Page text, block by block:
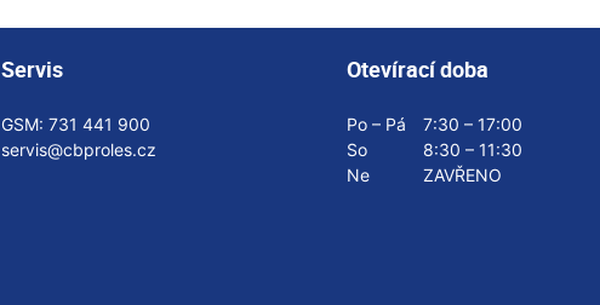
Servis
GSM: 731 441 900
servis@cbproles.cz
Otevírací doba
Po – Pá
7:30 – 17:00
So
8:30 – 11:30
Ne
ZAVŘENO